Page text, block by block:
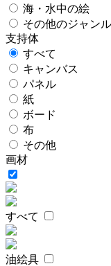
海・水中の絵
その他のジャンル
支持体
すべて
キャンバス
パネル
紙
ボード
布
その他
画材
すべて
油絵具